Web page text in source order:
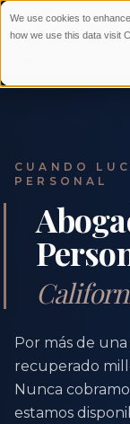
We use cookies to
how we use this data visit
CUANDO
PERSONAL
Por más de
recuperado
Nunca
estamos